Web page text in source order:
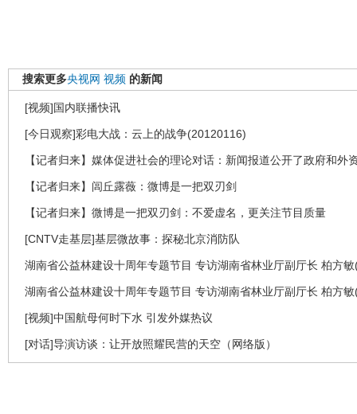
搜索更多央视网 视频 的新闻
[视频]国内联播快讯
[今日观察]彩电大战：云上的战争(20120116)
【记者归来】媒体促进社会的理论对话：新闻报道公开了政府和外
【记者归来】闾丘露薇：微博是一把双刃剑
【记者归来】微博是一把双刃剑：不爱虚名，更关注节目质量
[CNTV走基层]基层微故事：探秘北京消防队
湖南省公益林建设十周年专题节目 专访湖南省林业厅副厅长 柏方
湖南省公益林建设十周年专题节目 专访湖南省林业厅副厅长 柏方
[视频]中国航母何时下水 引发外媒热议
[对话]导演访谈：让开放照耀民营的天空（网络版）